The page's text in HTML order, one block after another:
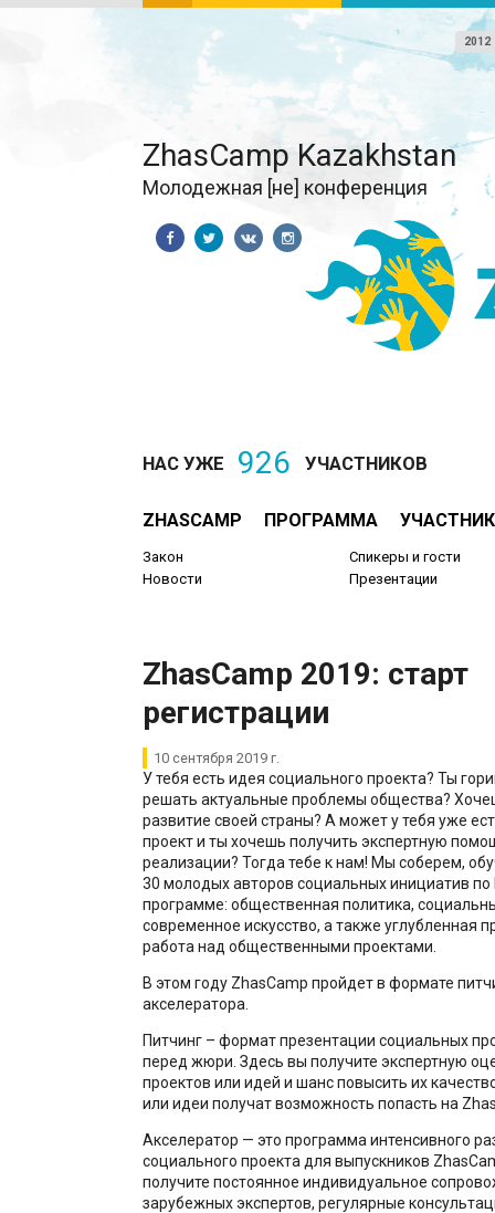
2012
ZhasCamp Kazakhstan
Молодежная [не] конференция
НАС УЖЕ 926 УЧАСТНИКОВ
ZHASCAMP ПРОГРАММА
Закон
Новости
Спикеры и гости
Презентации
​ZhasCamp 2019: старт
регистрации
10 сентября 2019 г.
У тебя есть идея социального проекта? Ты
решать актуальные проблемы общества?
развитие своей страны? А может у тебя уже
проект и ты хочешь получить экспертную
реализации? Тогда тебе к нам! Мы соберем,
30 молодых авторов социальных инициатив по
программе: общественная политика,
современное искусство, а также углубленная
работа над общественными проектами.
В этом году ZhasCamp пройдет в формате
акселератора.
Питчинг – формат презентации социальных
перед жюри. Здесь вы получите экспертную
проектов или идей и шанс повысить их
или идеи получат возможность попасть на
Акселератор — это программа интенсивного
социального проекта для выпускников
получите постоянное индивидуальное
зарубежных экспертов, регулярные